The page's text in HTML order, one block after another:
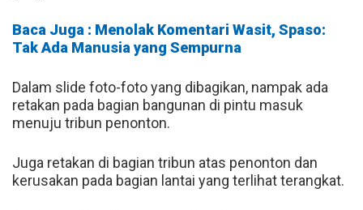
Baca Juga : Menolak Komentari Wasit, Spaso:
Tak Ada Manusia yang Sempurna
Dalam slide foto-foto yang dibagikan, nampak ada
retakan pada bagian bangunan di pintu masuk
menuju tribun penonton.
Juga retakan di bagian tribun atas penonton dan
kerusakan pada bagian lantai yang terlihat terangkat.